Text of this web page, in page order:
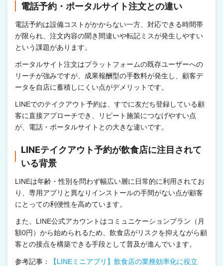
電話予約・ポータルサイト注文との違い
電話予約は設備コストがかからない一方、対応できる時間帯
が限られ、注文内容の聞き間違いや転記ミスが発生しやすい
という課題があります。
ポータルサイト注文はプラットフォームの既存ユーザーへの
リーチが強みですが、成果報酬型の手数料が発生し、顧客デ
ータを自店に蓄積しにくい点がデメリットです。
LINEでのテイクアウト予約は、すでに友だち登録している顧
客に直接アプローチでき、リピート施策につなげやすい点
が、電話・ポータルサイトとの大きな違いです。
LINEテイクアウト予約が飲食店に注目されて
いる背景
LINEは年齢・性別を問わず幅広い層に日常的に利用されてお
り、専用アプリと異なりインストールの手間がない点が顧客
にとっての利便性を高めています。
また、LINE公式アカウントはコミュニケーションプラン（月
額0円）から始められるため、飲食店がリスクを抑えながら顧
客との接点を構築できる手段として普及が進んでいます。
参考記事：
【LINEミニアプリ】飲食店の業務効率化に役立